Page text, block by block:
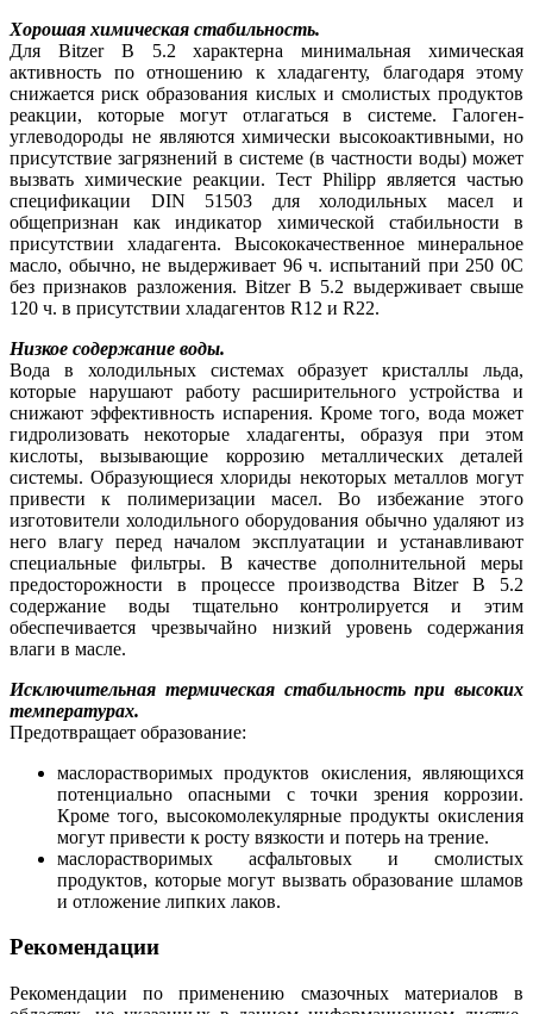
Хорошая химическая стабильность.
Для Bitzer B 5.2 характерна минимальная химическая
активность по отношению к хладагенту, благодаря этому
снижается риск образования кислых и смолистых продуктов
реакции, которые могут отлагаться в системе. Галоген-
углеводороды не являются химически высокоактивными, но
присутствие загрязнений в системе (в частности воды) может
вызвать химические реакции. Тест Philipp является частью
спецификации DIN 51503 для холодильных масел и
общепризнан как индикатор химической стабильности в
присутствии хладагента. Высококачественное минеральное
масло, обычно, не выдерживает 96 ч. испытаний при 250 0C
без признаков разложения. Bitzer B 5.2 выдерживает свыше
120 ч. в присутствии хладагентов R12 и R22.
Низкое содержание воды.
Вода в холодильных системах образует кристаллы льда,
которые нарушают работу расширительного устройства и
снижают эффективность испарения. Кроме того, вода может
гидролизовать некоторые хладагенты, образуя при этом
кислоты, вызывающие коррозию металлических деталей
системы. Образующиеся хлориды некоторых металлов могут
привести к полимеризации масел. Во избежание этого
изготовители холодильного оборудования обычно удаляют из
него влагу перед началом эксплуатации и устанавливают
специальные фильтры. В качестве дополнительной меры
предосторожности в процессе производства Bitzer B 5.2
содержание воды тщательно контролируется и этим
обеспечивается чрезвычайно низкий уровень содержания
влаги в масле.
Исключительная термическая стабильность при высоких
температурах.
Предотвращает образование:
маслорастворимых продуктов окисления, являющихся
потенциально опасными с точки зрения коррозии.
Кроме того, высокомолекулярные продукты окисления
могут привести к росту вязкости и потерь на трение.
маслорастворимых асфальтовых и смолистых
продуктов, которые могут вызвать образование шламов
и отложение липких лаков.
Рекомендации
Рекомендации по применению смазочных материалов в